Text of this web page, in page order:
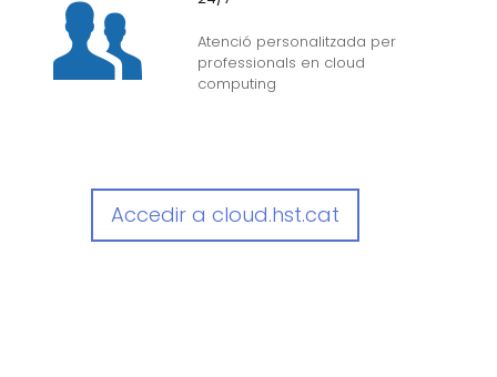
Atenció personalitzada per
professionals en cloud
computing
Accedir a cloud.hst.cat